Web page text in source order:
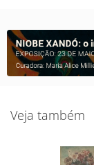
Veja também